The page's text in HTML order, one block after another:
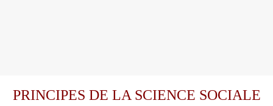
PRINCIPES DE LA SCIENCE SOCIALE